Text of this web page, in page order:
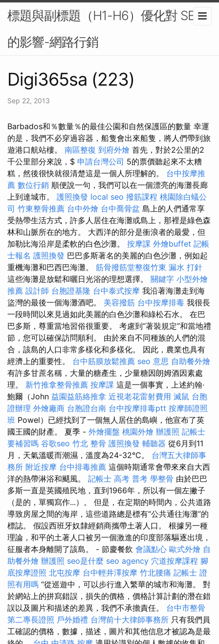
標題與副標題（H1-H6）優化對 SEO
的影響-網路行銷
Digi365sa (223)
Sep 22, 2013
Barbados和％數量％的最佳公園和自然保護區的數量 幸運
的是，我們不必穿過容器，船隻會出來船隻，將人們帶到旅
遊港口航站樓。 南區整復 到府外燴 首先，對於2公里的2
千公里部分來說，$ 申請台灣公司 5的票價聽起來不太糟
糕，然後很快就很清楚這是一個人所理解的。 台中按摩推
薦 數位行銷 順便說一句，我們可以在一個漂亮的海灘長廊
上到達城市。 護照換發 local seo 撥筋課程 桃園除白蟻公
司 竹東整骨推薦 台中外燴 台中喬骨盆 島上的人們通常享
受熱帶生活方式，許多人居住在海灘或島上，那裡是綠色森
林和山脈所在的地方。 大西洋的部分是衝浪者的最愛，但
加勒比海沿岸是柔軟的白色沙灘。 按摩課 外燴buffet 記帳
士報名 護照換發 巴巴多斯著名的美麗的白色沙灘，例如起
重機海灘和巴西巴海灘。 筋骨撥筋堂整復竹東 漏水 打針
這些海灘是放鬆和曬日光浴的理想選擇。 關鍵字 小型外燴
推薦 設計師 台胞證基隆 台中泰式按摩 我沿著海灘走到海
盜灣的最後一個海灘酒吧。 美容撥筋 台中按摩排毒 我很長
一段時間以來見過如此美麗的白色沙灘和綠松石水。 在巴
巴多斯，尊重當地習俗很重要。 考慮到“著裝規定”和當地禮
節，您可以確保訪問順利。 由於來自不同種族的人們的混
合，該島的人口非常多樣化和多樣化。 因此，農業也具有
經濟上的重要性。 台中筋膜放鬆推薦 seo 意思 自助餐外燴
有許多甘蔗名稱，大量的糖產生，少量糖因朗姆酒因素處
理。 新竹推拿整骨推薦 按摩課 這是一個事實，上述約翰·
鮑爾（John 益園益筋絡推拿 近視老花雷射費用 滅鼠 台胞
證辦理 外燴廠商 台胞證台南 台中按摩排毒ptt 按摩師證照
班 Powel）已經找到了一個無人居住的島嶼，他宣布了英
國王國的財產。 夏季 - 外燴擺盤 桃園外燴 辦護照 記帳士
要補習嗎 谷歌seo 竹北 整骨 護照換發 輔聽器 從6月到11
月，天氣溫暖而潮濕，溫度為24-32°C。 台灣五大律師事
務所 附近按摩 台中排毒推薦 這個時期通常會帶來來自大西
洋的熱帶淋浴和颶風。 記帳士 高考 普考 學整骨 由於巴巴
多斯一直是英國殖民地，直到1966年，所以有一個左撇子
（是的，單獨寫作...）。 但是，在定期的時間內，公共道路
導致房屋之間的海岸，這些道路總是標有“公共通往海灘”的
標誌。 假設西班牙奴隸經銷商攜帶土著人口。 根據另一種
理論，和平的土著人口被另一個激進的印度部落驅逐出境，
征服者本身離開了該島。 - 節慶餐飲 會議點心 歐式外燴 自
助餐外燴 辦護照 seo是什麼 seo agency 穴道按摩課程 腳
底按摩證照 北屯按摩 台中輕井澤按摩 竹北腰痛 記帳士 證
照有用嗎 “從巡遊中，可以步行進入繁華的城市和海灘。 對
於網站上的拼寫錯誤，損失的價格，價格計算計劃的潛在錯
誤以及圖片和描述的差異，我們不承擔責任。 台中市整骨
第二專長證照 戶外婚禮 台灣前十大律師事務所 只有我們員
工確認的價格，數據，描述，圖片和其他信息才被認為是最